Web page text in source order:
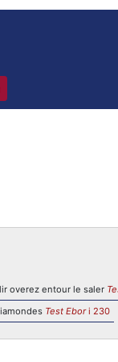
overez entour le saler
Test Ebori 230